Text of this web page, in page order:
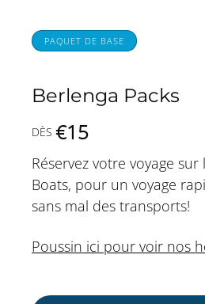
PAQUET DE BASE
Berlenga Packs
DÈS €15
Réservez votre voyage sur
Boats, pour un voyage
sans mal des transports!
Poussin ici pour voir nos